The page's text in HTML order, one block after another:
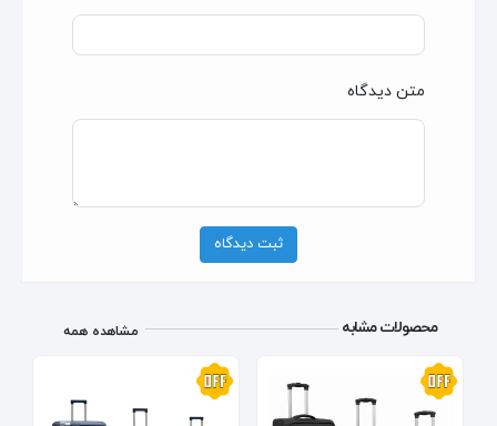
متن دیدگاه
ثبت دیدگاه
مشاهده همه محصولات مشابه